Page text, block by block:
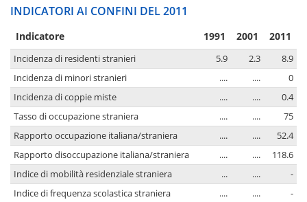
INDICATORI AI CONFINI DEL 2011
Indicatore 1991 2001 2011
Incidenza di residenti stranieri 5.9 2.3
8.9
Incidenza di minori stranieri
.... ....
0
Incidenza di coppie miste
.... ....
0.4
Tasso di occupazione straniera
.... ....
75
Rapporto occupazione italiana/straniera
.... ....
52.4
Rapporto disoccupazione italiana/straniera
.... ....
118.6
Indice di mobilità residenziale straniera
... ....
-
Indice di frequenza scolastica straniera
.... ....
-